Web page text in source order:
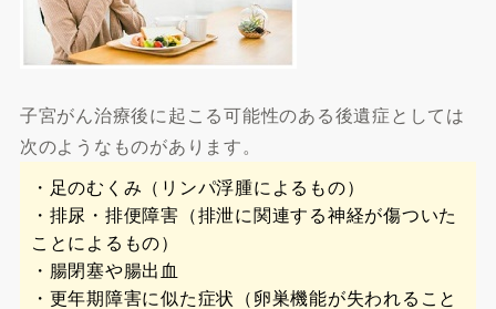
子宮がん治療後に起こる可能性のある後遺症としては
次のようなものがあります。
・足のむくみ（リンパ浮腫によるもの）
・排尿・排便障害（排泄に関連する神経が傷ついた
ことによるもの）
・腸閉塞や腸出血
・更年期障害に似た症状（卵巣機能が失われること